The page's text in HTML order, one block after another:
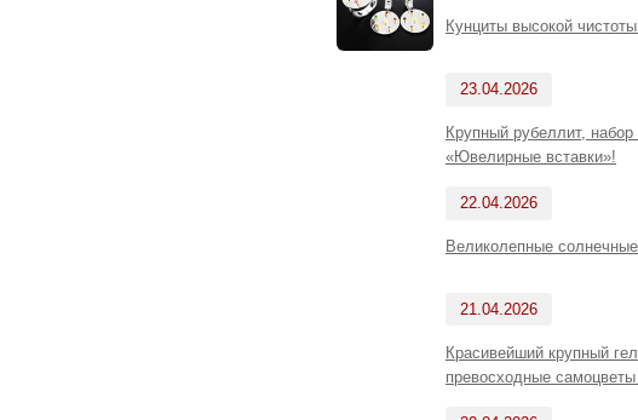
Кунциты высокой
23.04.2026
Крупный рубеллит,
«Ювелирные вставки»!
22.04.2026
Великолепные
21.04.2026
Красивейший крупный
превосходные